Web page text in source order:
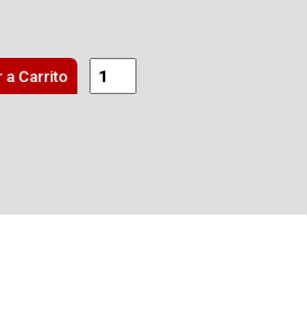
a Carrito